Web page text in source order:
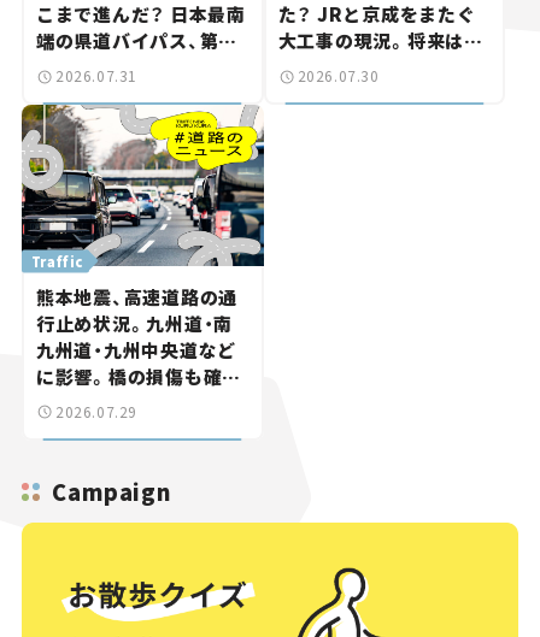
こまで進んだ？ 日本最南
端の県道バイパス、第2
工区も延伸開通 【いま気
2026.07.31
た？ JRと京成をまたぐ
大工事の現況。将来は
「習志野～鎌ケ谷」を最短
2026.07.30
Traffic
熊本地震、高速道路の通
行止め状況。九州道・南
九州道・九州中央道など
に影響。橋の損傷も確認
【道路のニュース】
2026.07.29
Campaign